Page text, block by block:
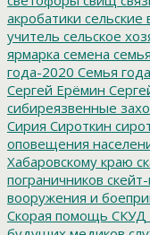
акробатики сельские
учитель сельское
ярмарка семена семья
года-2020 Семья
Сергей Ерёмин
сибиреязвенные
Сирия Сироткин
оповещения
Хабаровскому краю
пограничников
вооружения и
Скорая помощь СКУД